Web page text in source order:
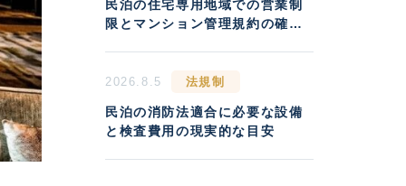
民泊の住宅専用地域での営業制
限とマンション管理規約の確認
2026.8.5 法規制
民泊の消防法適合に必要な設備
と検査費用の現実的な目安